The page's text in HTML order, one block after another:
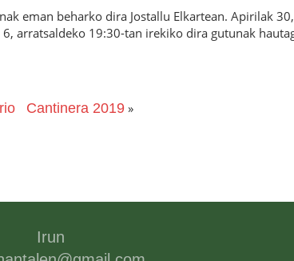
eman beharko dira Jostallu Elkartean. Apirilak
arratsaldeko 19:30-tan irekiko dira gutunak
Cantinera 2019 »
Irun